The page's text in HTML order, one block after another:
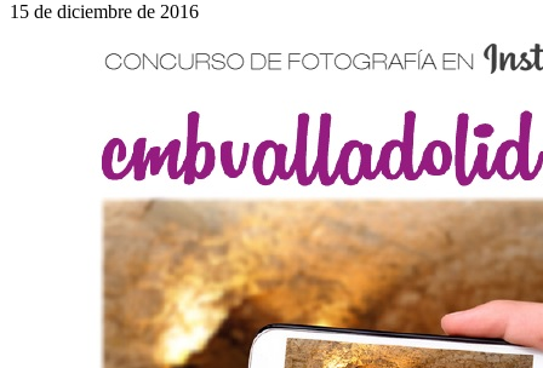
15 de diciembre de 2016